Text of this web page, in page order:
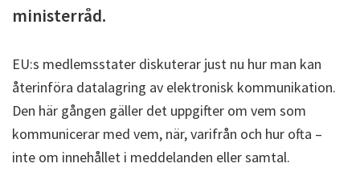
ministerråd.
EU:s medlemsstater diskuterar just nu hur man kan
återinföra datalagring av elektronisk kommunikation.
Den här gången gäller det uppgifter om vem som
kommunicerar med vem, när, varifrån och hur ofta –
inte om innehållet i meddelanden eller samtal.